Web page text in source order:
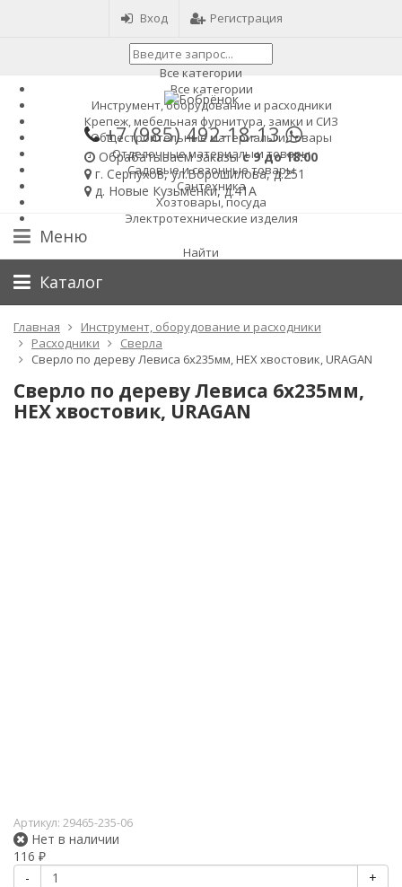
Вход Регистрация
Все категории
Все категории
Инструмент, оборудование и расходники
Крепеж, мебельная фурнитура, замки и СИЗ
Общестроительные материалы и товары
Отделочные материалы и товары
Садовые и сезонные товары
Сантехника
Хозтовары, посуда
Электротехнические изделия
Найти
+7 (985)492-18-13
Обрабатываем заказыс 9 до 18:00
г. Серпухов, ул.Ворошилова, д.251
д. Новые Кузьменки, д.41А
Меню
Каталог
Главная
Инструмент, оборудование и расходники
Расходники
Сверла
Сверло по дереву Левиса 6х235мм, HEX хвостовик, URAGAN
Сверло по дереву Левиса 6х235мм,
HEX хвостовик, URAGAN
Артикул: 29465-235-06
Нет в наличии
116 ₽
-
+